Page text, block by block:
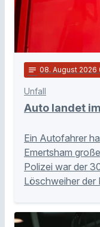
notes 08. August 2026
Unfall
Auto landet
Ein Autofahrer
Emertsham
Polizei war der
Löschweiher der